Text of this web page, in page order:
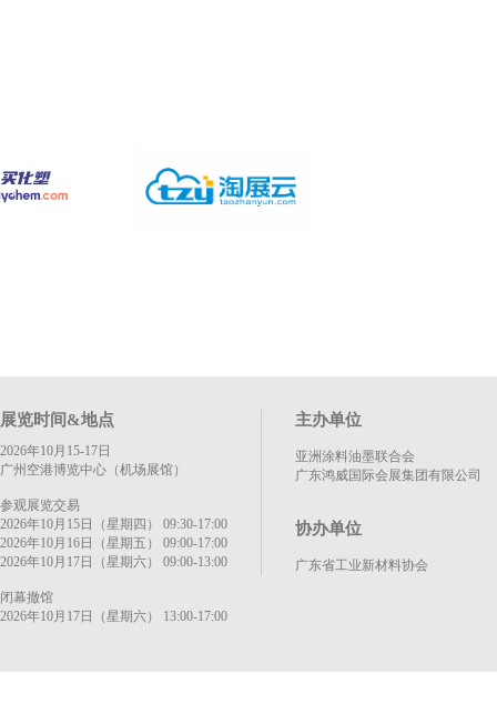
展览时间&地点
2026年10月15-17日
广州空港博览中心（机场展馆）
参观展览交易
2026年10月15日（星期四） 09:30-17:00
2026年10月16日（星期五） 09:00-17:00
2026年10月17日（星期六） 09:00-13:00
闭幕撤馆
2026年10月17日（星期六） 13:00-17:00
主办单位
亚洲涂料油墨联合会
广东鸿威国际会展集团有限公司
协办单位
广东省工业新材料协会